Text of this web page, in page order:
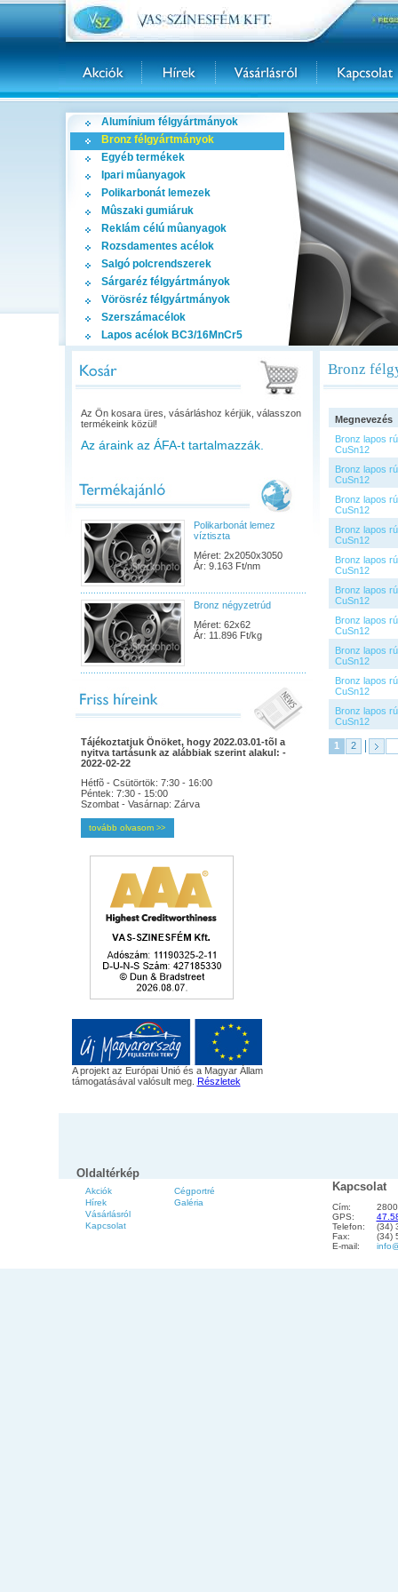
Alumínium félgyártmányok
Bronz félgyártmányok
Egyéb termékek
Ipari mûanyagok
Polikarbonát lemezek
Mûszaki gumiáruk
Reklám célú mûanyagok
Rozsdamentes acélok
Salgó polcrendszerek
Sárgaréz félgyártmányok
Vörösréz félgyártmányok
Szerszámacélok
Lapos acélok BC3/16MnCr5
Az Ön kosara üres, vásárláshoz kérjük, válasszon
termékeink közül!
Az áraink az ÁFA-t tartalmazzák.
Polikarbonát lemez
víztiszta
Méret: 2x2050x3050
Ár: 9.163 Ft/nm
Bronz négyzetrúd
Méret: 62x62
Ár: 11.896 Ft/kg
Tájékoztatjuk Önöket, hogy 2022.03.01-tõl a
nyitva tartásunk az alábbiak szerint alakul: -
2022-02-22
Hétfõ - Csütörtök: 7:30 - 16:00
Péntek: 7:30 - 15:00
Szombat - Vasárnap: Zárva
tovább olvasom >>
A projekt az Európai Unió és a Magyar Állam
támogatásával valósult meg. Részletek
Bronz
Megnevezés
Bronz lapos
CuSn12
Bronz lapos
CuSn12
Bronz lapos
CuSn12
Bronz lapos
CuSn12
Bronz lapos
CuSn12
Bronz lapos
CuSn12
Bronz lapos
CuSn12
Bronz lapos
CuSn12
Bronz lapos
CuSn12
Bronz lapos
CuSn12
1 2
Oldaltérkép
Akciók
Hírek
Vásárlásról
Kapcsolat
Cégportré
Galéria
Kapcsolat
Cím:
GPS:
Telefon:
(34)
Fax:
(34)
E-mail: